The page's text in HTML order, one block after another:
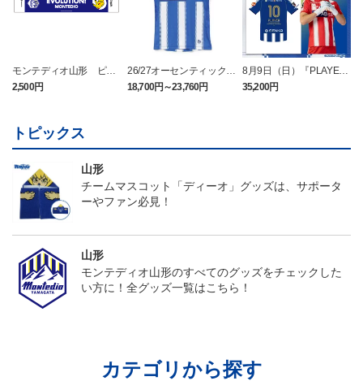
モンテディオ山形 ピカ
チュウ タオルマフラー
2,500円
26/27オーセンティックユ
ニフォーム半袖（FP1st）
18,700円～23,760円
8月9日（日）『PLAYER
OF THE DAY』ユニフォ
ーム（半袖）
35,200円
トピックス
山形
チームマスコット「ディーオ」グッズは、サポータ
ーやファン必見！
山形
モンテディオ山形のすべてのグッズをチェックした
い方に！全グッズ一覧はこちら！
カテゴリから探す